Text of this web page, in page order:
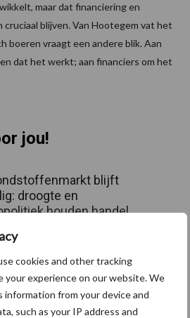
cookies and other tracking
your experience on our website. We
information from your device and
such as your IP address and
maar dat financiering en
blijven. Van Hootegem vat het
boeren vraagt een andere blik. Aan
dat het werkt; aan financiers om het
jou!
blijft
droogte en
houden handel
een vaak
risicofactor
mastitis